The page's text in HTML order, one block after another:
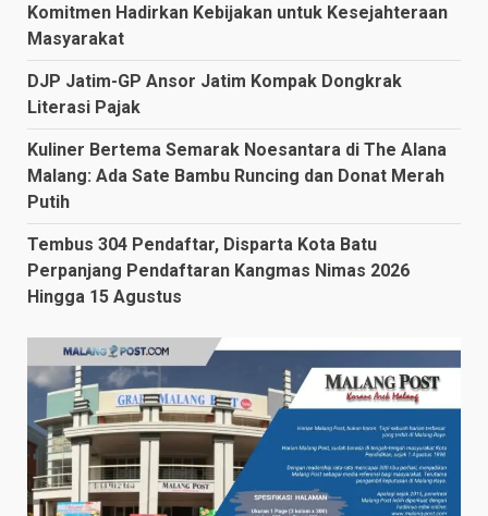
Komitmen Hadirkan Kebijakan untuk Kesejahteraan
Masyarakat
DJP Jatim-GP Ansor Jatim Kompak Dongkrak
Literasi Pajak
Kuliner Bertema Semarak Noesantara di The Alana
Malang: Ada Sate Bambu Runcing dan Donat Merah
Putih
Tembus 304 Pendaftar, Disparta Kota Batu
Perpanjang Pendaftaran Kangmas Nimas 2026
Hingga 15 Agustus